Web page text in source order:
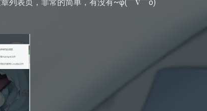
列表页，非常的简单，有没有~φ(￣∇￣o)